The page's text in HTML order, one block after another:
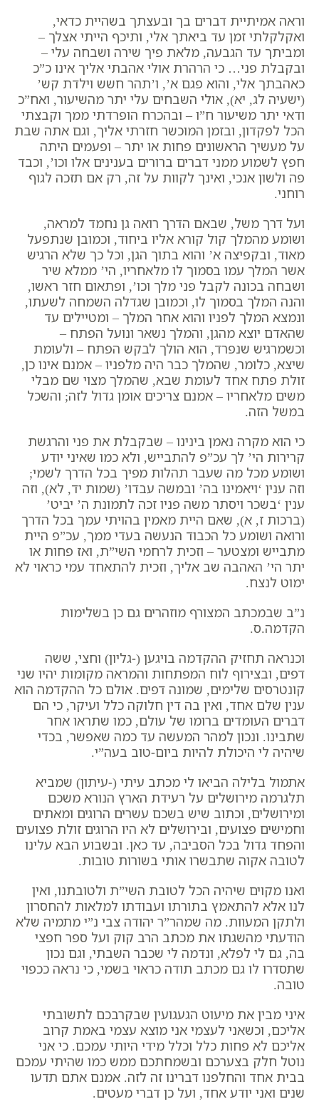
וראה אמיתיית דברים בך ובעצתך בשהיית כדאי,
ואקלקלתי זמן עד ביאתך אלי, ותיכף הייתי אצלך –
ומביתך עד הגבעה, מלאת פיך שירה ושבחה עלי –
ובקבלת פני… כי הרהרת אולי אהבתי אליך אינו כ”כ
כאהבתך אלי, והוא פגם א’, ו’תהר חשש וילדת קש’
(ישעיה לג, יא), אולי השבחים עלי יתר מהשיעור, ואח”כ
ודאי יתר משיעור ח”ו – ובהכרח הופרדתי ממך וקבצתי
הכל לפקדון, ובזמן המוכשר חזרתי אליך, וגם אתה שבת
על מעשיך הראשונים פחות או יתר – ופעמים היתה
חפץ לשמוע ממני דברים ברורים בענינים אלו וכו’, וכבד
פה ולשון אנכי, ואינך לקוות על זה, רק אם תזכה לגוף
רוחני.
ועל דרך משל, שבאם הדרך רואה גן נחמד למראה,
ושומע מהמלך קול קורא אליו ביחוד, וכמובן שנתפעל
מאוד, ובקפיצה א’ והוא בתוך הגן, וכל כך שלא הרגיש
אשר המלך עמו בסמוך לו מלאחריו, הי’ ממלא שיר
ושבחה בכונה לקבל פני מלך וכו’, ופתאום חזר ראשו,
והנה המלך בסמוך לו, וכמובן שגדלה השמחה לשעתו,
ונמצא המלך לפניו והוא אחר המלך – ומטיילים עד
שהאדם יוצא מהגן, והמלך נשאר ונועל הפתח –
וכשמרגיש שנפרד, הוא הולך לבקש הפתח – ולעומת
שיצא, כלומר, שהמלך כבר היה מלפניו – אמנם אינו כן,
זולת פתח אחד לעומת שבא, שהמלך מצוי שם מבלי
משים מלאחריו – אמנם צריכים אומן גדול לזה; והשכל
במשל הזה.
כי הוא מקרה נאמן בינינו – שבקבלת את פני והרגשת
קרירות הי’ לך עכ”פ להתבייש, ולא כמו שאיני יודע
ושומע מכל מה שעבר תהלות מפיך בכל הדרך לשמי;
וזה ענין ‘ויאמינו בה’ ובמשה עבדו’ (שמות יד, לא), וזה
ענין ‘בשכר ויסתר משה פניו זכה לתמונת ה’ יביט’
(ברכות ז, א), שאם היית מאמין בהויתי עמך בכל הדרך
ורואה ושומע כל הכבוד הנעשה בעדי ממך, עכ”פ היית
מתבייש ומצטער – וזכית לרחמי השי”ת, ואז פחות או
יתר הי’ האהבה שב אליך, וזכית להתאחד עמי כראוי לא
ימוט לנצח.
נ”ב שבמכתב המצורף מוזהרים גם כן בשלימות
הקדמה.ס.
וכנראה תחזיק ההקדמה בויגען (-גליון) וחצי, ששה
דפים, ובצירוף לוח המפתחות והמראה מקומות יהיו שני
קונטרסים שלימים, שמונה דפים. אולם כל ההקדמה הוא
ענין שלם אחד, ואין בה דין חלוקה כלל ועיקר, כי הם
דברים העומדים ברומו של עולם, כמו שתראו אחר
שתבינו. ונכון למהר המעשה עד כמה שאפשר, בכדי
שיהיה לי היכולת להיות ביום-טוב בעה”י.
אתמול בלילה הביאו לי מכתב עיתי (-עיתון) שמביא
תלגרמה מירושלים על רעידת הארץ הנורא משכם
ומירושלים, וכתוב שיש בשכם עשרים הרוגים ומאתים
וחמישים פצועים, ובירושלים לא היו הרוגים זולת פצועים
והפחד גדול בכל הסביבה, עד כאן. ובשבוע הבא עלינו
לטובה אקוה שתבשרו אותי בשורות טובות.
ואנו מקוים שיהיה הכל לטובת השי”ת ולטובתנו, ואין
לנו אלא להתאמץ בתורתו ועבודתו למלאות להחסרון
ולתקן המעוות. מה שמהר”ר יהודה צבי נ”י מתמיה שלא
הודעתי מהשגתו את מכתב הרב קוק ועל ספר חפצי
בה, גם לי לפלא, ונדמה לי שכבר השבתי, וגם נכון
שתסדרו לו גם מכתב תודה כראוי בשמי, כי נראה ככפוי
טובה.
איני מבין את מיעוט הגעגועין שבקרבכם לתשובתי
אליכם, וכשאני לעצמי אני מוצא עצמי באמת קרוב
אליכם לא פחות כלל וכלל מידי היותי עמכם. כי אני
נוטל חלק בצערכם ובשמחתכם ממש כמו שהיתי עמכם
בבית אחד והחלפנו דברינו זה לזה. אמנם אתם תדעו
שנים ואני יודע אחד, ועל כן דברי מעטים.